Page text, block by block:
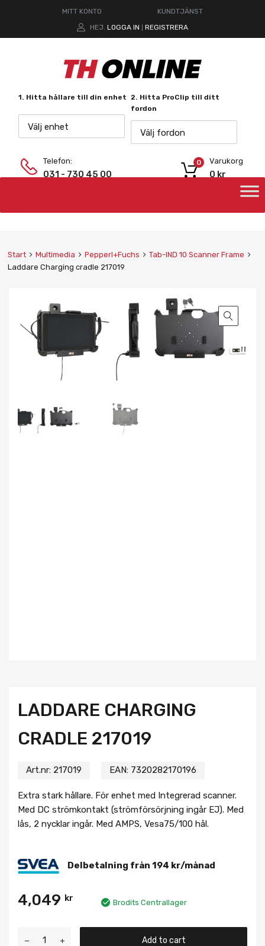
MITT KONTO
KUNDTJÄNST
HEJ. LOGGA IN REGISTRERA
1. Hitta hållare till din enhet
Välj enhet
2. Hitta ProClip till ditt
fordon
Välj fordon
Telefon:
031 - 730 45 00
Varukorg
0 kr
0
Start Multimedia Pepperl+Fuchs
Tab-IND 10 Scanner Frame
Laddare Charging cradle 217019
LADDARE CHARGING
CRADLE 217019
Art.nr: 217019 EAN: 7320282170196
Extra stark hållare. För enhet med Integrerad scanner.
Med DC strömkontakt (strömförsörjning ingår EJ). Med
lås, 2 nycklar ingår. Med AMPS, Vesa75/100 hål.
Delbetalning från 194 kr/månad
4,049 kr Brodits Centrallager
Add to cart